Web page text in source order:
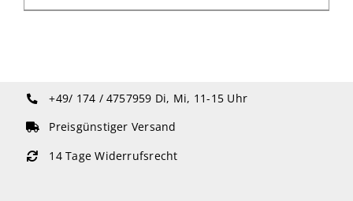
+49/ 174 / 4757959 Di, Mi, 11-15 Uhr
Preisgünstiger Versand
14 Tage Widerrufsrecht